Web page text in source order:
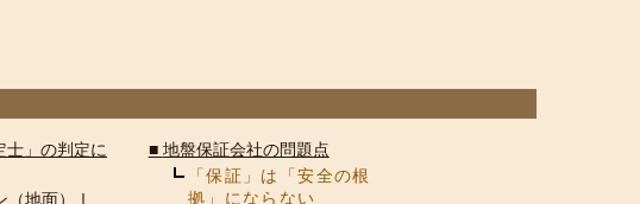
士」の判定に
（地面）Ⅰ
■ 地盤保証会社の問題点
「保証」は「安全の根
拠」にならない